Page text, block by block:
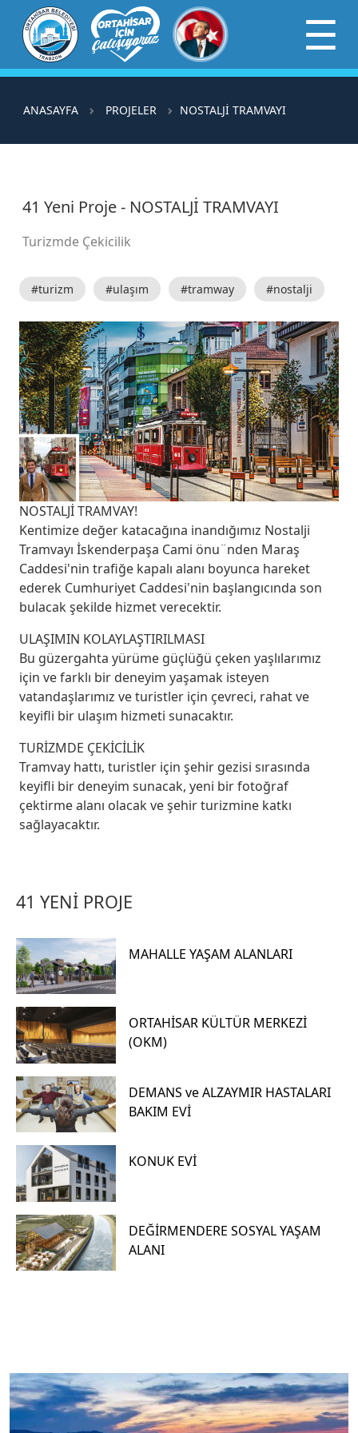
×
☰
ANASAYFA PROJELER NOSTALJİ TRAMVAYI
41 Yeni Proje - NOSTALJİ TRAMVAYI
Turizmde Çekicilik
#turizm #ulaşım #tramway #nostalji
NOSTALJİ TRAMVAY!
Kentimize değer katacağına inandığımız Nostalji
Tramvayı İskenderpaşa Cami önu¨nden Maraş
Caddesi'nin trafiğe kapalı alanı boyunca hareket
ederek Cumhuriyet Caddesi'nin başlangıcında son
bulacak şekilde hizmet verecektir.
ULAŞIMIN KOLAYLAŞTIRILMASI
Bu güzergahta yürüme güçlüğü çeken yaşlılarımız
için ve farklı bir deneyim yaşamak isteyen
vatandaşlarımız ve turistler için çevreci, rahat ve
keyifli bir ulaşım hizmeti sunacaktır.
TURİZMDE ÇEKİCİLİK
Tramvay hattı, turistler için şehir gezisi sırasında
keyifli bir deneyim sunacak, yeni bir fotoğraf
çektirme alanı olacak ve şehir turizmine katkı
sağlayacaktır.
41 YENİ PROJE
MAHALLE YAŞAM ALANLARI
ORTAHİSAR KÜLTÜR MERKEZİ
(OKM)
DEMANS ve ALZAYMIR HASTALARI
BAKIM EVİ
KONUK EVİ
DEĞİRMENDERE SOSYAL YAŞAM
ALANI